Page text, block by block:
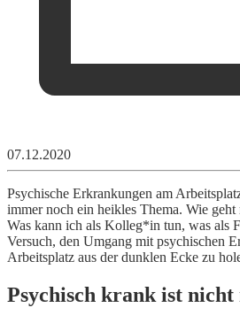
07.12.2020
Psychische Erkrankungen am
immer noch ein heikles Thema. Wie
Was kann ich als Kolleg*in tun, was als
Versuch, den Umgang mit psychischen
Arbeitsplatz aus der dunklen Ecke zu
Psychisch krank ist